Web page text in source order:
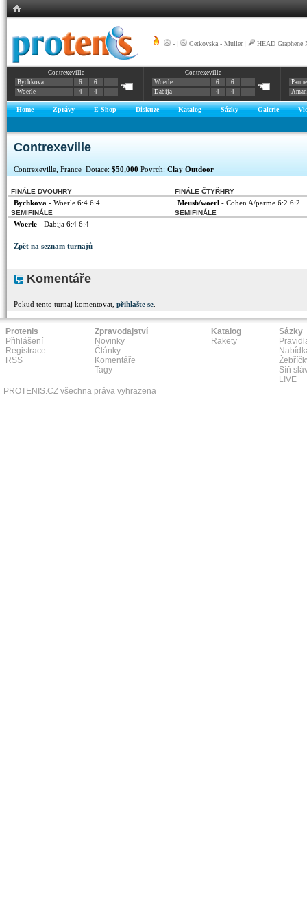
- Cetkovska - Muller| HEAD Graphene
Contrexeville
Bychkova
6
6
Woerle
4 4
Contrexeville
Woerle
6
6
Dabija
4 4
Home Zprávy E-Shop Diskuze Katalog Sázky Galerie
Contrexeville
Contrexeville, France Dotace: $50,000 Povrch: Clay Outdoor
FINÁLE DVOUHRY
Bychkova - Woerle 6:4 6:4
FINÁLE ČTYŘHRY
Meusb/woerl - Cohen A/parme 6:2 6:2
SEMIFINÁLE
Woerle - Dabija 6:4 6:4
SEMIFINÁLE
Zpět na seznam turnajů
Komentáře
Pokud tento turnaj komentovat, přihlašte se
Protenis
Přihlášení
Registrace
RSS
Zpravodajství
Novinky
Články
Komentáře
Tagy
Katalog
Rakety
Sázky
Síň
L!VE
PROTENIS.CZ všechna práva vyhrazena